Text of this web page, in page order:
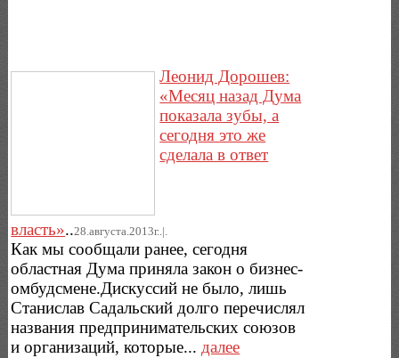
Леонид Дорошев:
«Месяц назад Дума
показала зубы, а
сегодня это же
сделала в ответ
власть»..28.августа.2013г..|.
Как мы сообщали ранее, сегодня
областная Дума приняла закон о бизнес-
омбудсмене.Дискуссий не было, лишь
Станислав Садальский долго перечислял
названия предпринимательских союзов
и организаций, которые... далее